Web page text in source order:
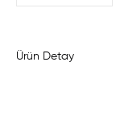
Ürün Detay